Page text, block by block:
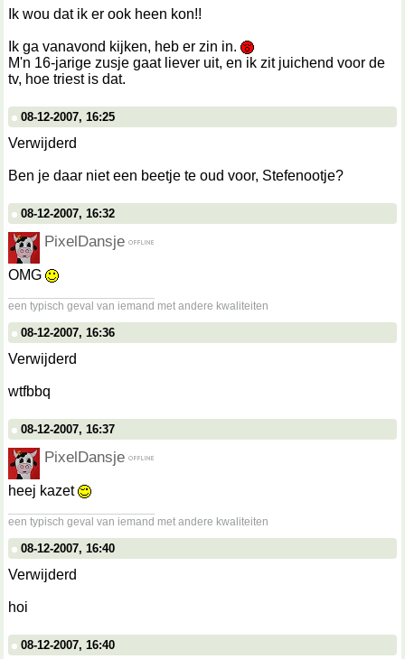
Ik wou dat ik er ook heen kon!!
Ik ga vanavond kijken, heb er zin in.
M'n 16-jarige zusje gaat liever uit, en ik zit juichend voor de
tv, hoe triest is dat.
08-12-2007, 16:25
Verwijderd
Ben je daar niet een beetje te oud voor, Stefenootje?
08-12-2007, 16:32
PixelDansje
OMG
een typisch geval van iemand met andere kwaliteiten
08-12-2007, 16:36
Verwijderd
wtfbbq
08-12-2007, 16:37
PixelDansje
heej kazet
een typisch geval van iemand met andere kwaliteiten
08-12-2007, 16:40
Verwijderd
hoi
08-12-2007, 16:40